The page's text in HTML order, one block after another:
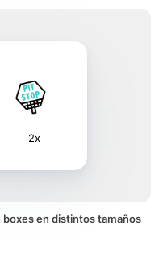
2x
boxes en distintos tamaños